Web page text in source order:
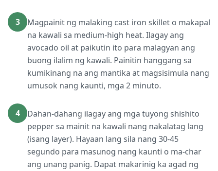
3
Magpainit ng malaking cast iron skillet o makapal
na kawali sa medium-high heat. Ilagay ang
avocado oil at paikutin ito para malagyan ang
buong ilalim ng kawali. Painitin hanggang sa
kumikinang na ang mantika at magsisimula nang
umusok nang kaunti, mga 2 minuto.
4
Dahan-dahang ilagay ang mga tuyong shishito
pepper sa mainit na kawali nang nakalatag lang
(isang layer). Hayaan lang sila nang 30-45
segundo para masunog nang kaunti o ma-char
ang unang panig. Dapat makarinig ka agad ng